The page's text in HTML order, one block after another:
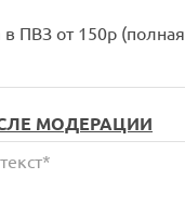
в ПВЗ от 150р (полная
МОДЕРАЦИИ